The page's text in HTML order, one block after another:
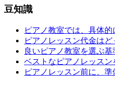
豆知識
ピアノ教室では、具体
ピアノレッスン代金は
良いピアノ教室を選ぶ基
ベストなピアノレッス
ピアノレッスン前に、準